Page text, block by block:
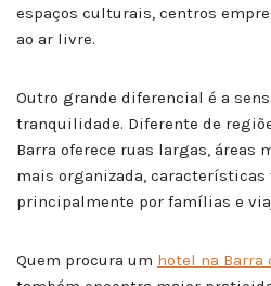
espaços culturais, centros
ao ar livre.
Outro grande diferencial é a
tranquilidade. Diferente de
Barra oferece ruas largas, áreas
mais organizada, características
principalmente por famílias e
Quem procura um hotel na Barra